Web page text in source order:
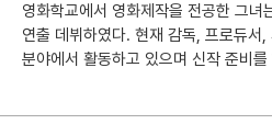
영화학교에서 영화제작을 전공한 그
연출 데뷔하였다. 현재 감독, 프로듀서
분야에서 활동하고 있으며 신작 준비를